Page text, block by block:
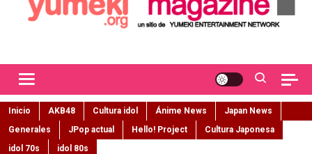
Inicio AKB48 Cultura idol Ánime News
Japan News
Generales
JPop actual Hello! Project
Cultura Japonesa
idol 70s
idol 80s